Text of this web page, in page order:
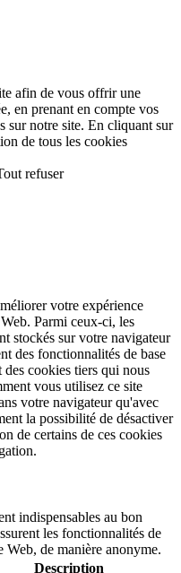
afin de vous offrir une
en prenant en compte vos
sur notre site. En cliquant sur
de tous les cookies
refuser
votre expérience
Parmi ceux-ci, les
stockés sur votre navigateur
des fonctionnalités de base
cookies tiers qui nous
vous utilisez ce site
votre navigateur qu'avec
la possibilité de désactiver
de certains de ces cookies
indispensables au bon
les fonctionnalités de
Web, de manière anonyme.
Description